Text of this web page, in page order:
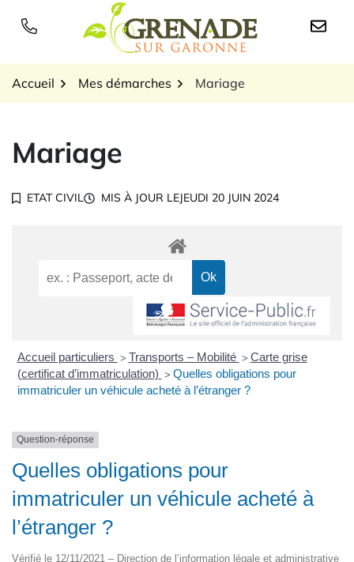
Logo Grenade sur
Accueil Mes démarches Mariage
Mariage
ETAT CIVIL MIS À JOUR LEJEUDI 20 JUIN 2024
Accueil particuliers > Transports – Mobilité > Carte grise
(certificat d’immatriculation) > Quelles obligations pour
immatriculer un véhicule acheté à l’étranger ?
Question-réponse
Quelles obligations pour
immatriculer un véhicule acheté à
l’étranger ?
Vérifié le 12/11/2021 – Direction de l’information légale et administrative